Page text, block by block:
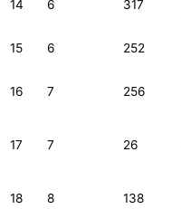
14 6 317
15 6 252
16 7 256
17 7 26
18 8 138